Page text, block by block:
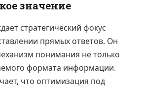
значение
стратегический фокус
прямых ответов. Он
понимания не только
формата информации.
что оптимизация под